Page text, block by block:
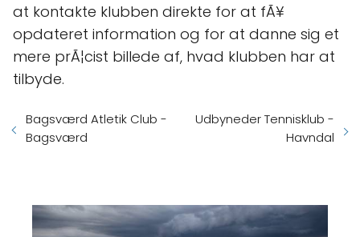
at kontakte klubben direkte for at fÃ¥
opdateret information og for at danne sig et
mere prÃ¦cist billede af, hvad klubben har at
tilbyde.
Bagsværd Atletik Club -
Bagsværd
Udbyneder Tennisklub -
Havndal